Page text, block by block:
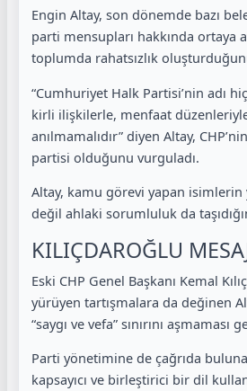
Engin Altay, son dönemde bazı
parti mensupları hakkında ortaya
toplumda rahatsızlık
“Cumhuriyet Halk Partisi’nin adı
kirli ilişkilerle, menfaat
anılmamalıdır” diyen Altay,
partisi olduğunu vurguladı.
Altay, kamu görevi yapan isimlerin
değil ahlaki sorumluluk da
KILIÇDAROĞLU
Eski CHP Genel Başkanı Kemal
yürüyen tartışmalara da değinen
“saygı ve vefa” sınırını
Parti yönetimine de çağrıda
kapsayıcı ve birleştirici bir dil